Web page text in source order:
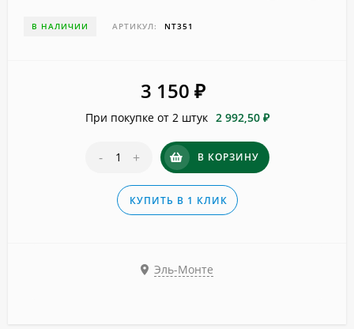
В НАЛИЧИИ АРТИКУЛ: NT351
3 150 ₽
При покупке от 2 штук 2 992,50 ₽
- + В КОРЗИНУ
КУПИТЬ В 1 КЛИК
Эль-Монте